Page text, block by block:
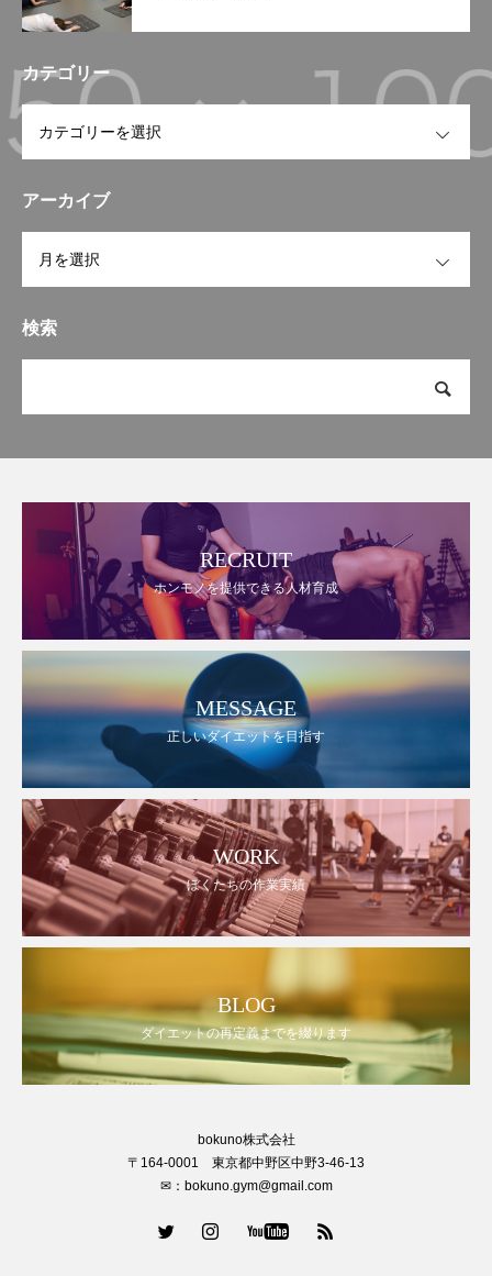
カテゴリー
アーカイブ
検索
RECRUIT
ホンモノを提供できる人材育成
MESSAGE
正しいダイエットを目指す
WORK
ぼくたちの作業実績
BLOG
ダイエットの再定義までを綴ります
bokuno株式会社
〒164-0001 東京都中野区中野3-46-13
✉：bokuno.gym@gmail.com